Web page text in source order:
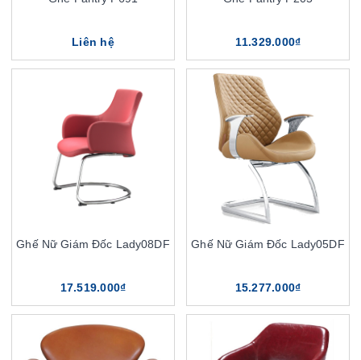
Liên hệ 11.329.000₫
Ghế Nữ Giám Đốc Lady08DF
17.519.000₫
Ghế Nữ Giám Đốc Lady05DF
15.277.000₫